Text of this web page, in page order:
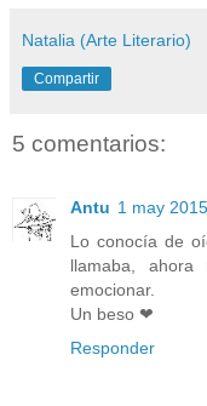
Natalia (Arte Literario)
Compartir
5 comentarios:
Antu 1 may
Lo conocía de
llamaba,
emocionar.
Un beso ❤
Responder